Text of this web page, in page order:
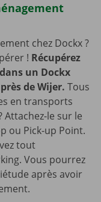
chez Dockx ?
! Récupérez
un Dockx
de Wijer. Tous
en transports
Attachez-le sur le
ou Pick-up Point.
tout
Vous pourrez
après avoir